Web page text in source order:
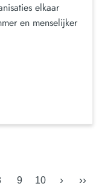
elkaar
en menselijker
9 10 › ››